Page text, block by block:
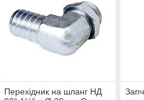
Перехідник на шланг НД